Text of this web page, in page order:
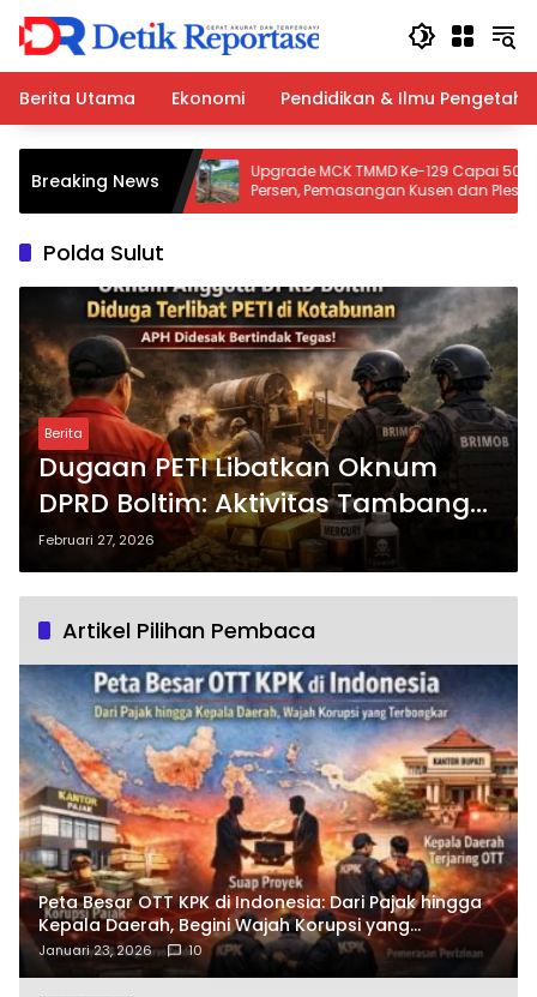
Langsung
konten
Berita Utama
Ekonomi Pendidikan & Ilmu
Breaking News
Atas
Ajang
Upgrade MCK TMMD Ke-129 Capai 50
Persen, Pemasangan Kusen dan Plester
Dinding Terus Dikebut
Polda Sulut
Berita
Dugaan PETI Libatkan Oknum
DPRD Boltim: Aktivitas Tambang
Emas Kotabunan Disorot, APH
Mampukah Bertindak Tegas?
Februari 27, 2026
Artikel Pilihan Pembaca
Peta Besar OTT KPK di Indonesia: Dari Pajak hingga
Kepala Daerah, Begini Wajah Korupsi yang
Terbongkar
Januari 23, 2026 10